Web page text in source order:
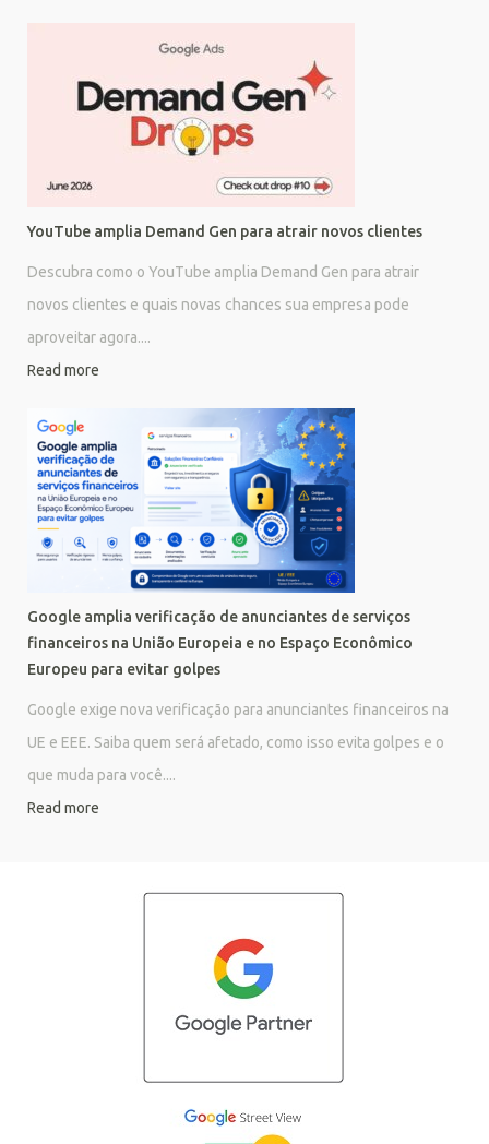
YouTube amplia Demand Gen para atrair novos clientes
Descubra como o YouTube amplia Demand Gen para atrair
novos clientes e quais novas chances sua empresa pode
aproveitar agora....
Read more
Google amplia verificação de anunciantes de serviços
financeiros na União Europeia e no Espaço Econômico
Europeu para evitar golpes
Google exige nova verificação para anunciantes financeiros na
UE e EEE. Saiba quem será afetado, como isso evita golpes e o
que muda para você....
Read more